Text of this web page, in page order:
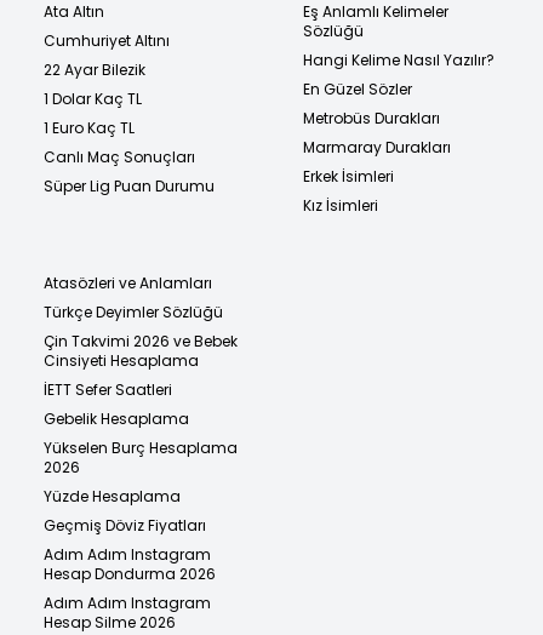
Ata Altın
Cumhuriyet Altını
22 Ayar Bilezik
1 Dolar Kaç TL
1 Euro Kaç TL
Canlı Maç Sonuçları
Süper Lig Puan Durumu
Eş Anlamlı Kelimeler
Sözlüğü
Hangi Kelime Nasıl Yazılır?
En Güzel Sözler
Metrobüs Durakları
Marmaray Durakları
Erkek İsimleri
Kız İsimleri
Atasözleri ve Anlamları
Türkçe Deyimler Sözlüğü
Çin Takvimi 2026 ve Bebek
Cinsiyeti Hesaplama
İETT Sefer Saatleri
Gebelik Hesaplama
Yükselen Burç Hesaplama
2026
Yüzde Hesaplama
Geçmiş Döviz Fiyatları
Adım Adım Instagram
Hesap Dondurma 2026
Adım Adım Instagram
Hesap Silme 2026